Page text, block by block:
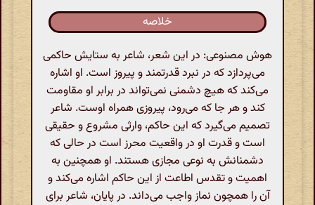
خلاصه
هوش مصنوعی: در این شعر، شاعر به ستایش حاکمی
می‌پردازد که در نبرد قدرتمند و پیروز است. او اشاره
می‌کند که هیچ دشمنی نمی‌تواند در برابر او مقاومت
کند و هر جا که می‌رود، پیروزی همراه اوست. شاعر
تصمیم می‌گیرد که این حاکم، وارثی مشروع و حقیقی
است و قدرت او در واقعیت محرز است در حالی که
دشمنانش به نوعی مجازی هستند. او همچنین به
اهمیت و تقدس اطاعت از این حاکم اشاره می‌کند و
آن را همچون نماز واجب می‌داند. در پایان، شاعر برای